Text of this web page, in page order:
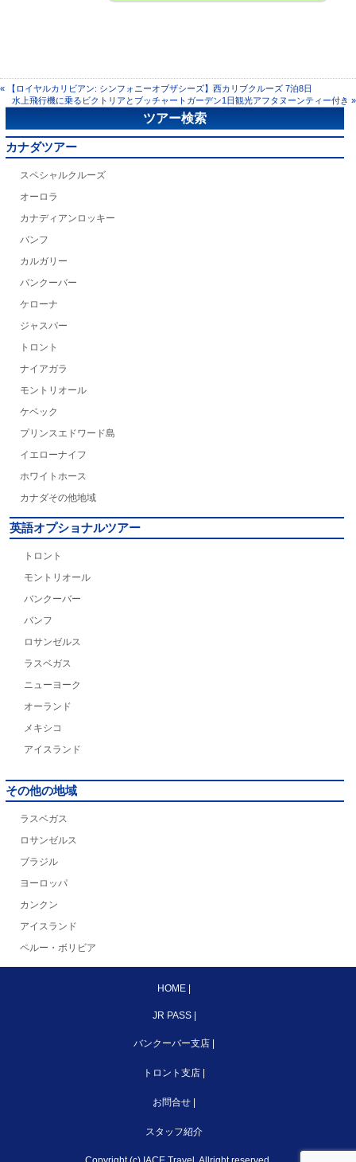
« 【ロイヤルカリビアン: シンフォニーオブザシーズ】西カリブクルーズ 7泊8日
水上飛行機に乗るビクトリアとブッチャートガーデン1日観光アフタヌーンティー付き »
ツアー検索
カナダツアー
スペシャルクルーズ
オーロラ
カナディアンロッキー
バンフ
カルガリー
バンクーバー
ケローナ
ジャスパー
トロント
ナイアガラ
モントリオール
ケベック
プリンスエドワード島
イエローナイフ
ホワイトホース
カナダその他地域
英語オプショナルツアー
トロント
モントリオール
バンクーバー
バンフ
ロサンゼルス
ラスベガス
ニューヨーク
オーランド
メキシコ
アイスランド
その他の地域
ラスベガス
ロサンゼルス
ブラジル
ヨーロッパ
カンクン
アイスランド
ペルー・ボリビア
HOME
JR PASS|
バンクーバー支店
トロント支店
お問合せ
スタッフ紹介